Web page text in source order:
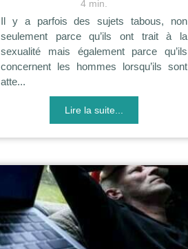
4 min.
Il y a parfois des sujets tabous, non
seulement parce qu’ils ont trait à la
sexualité mais également parce qu’ils
concernent les hommes lorsqu’ils sont
atte...
Lire la suite...